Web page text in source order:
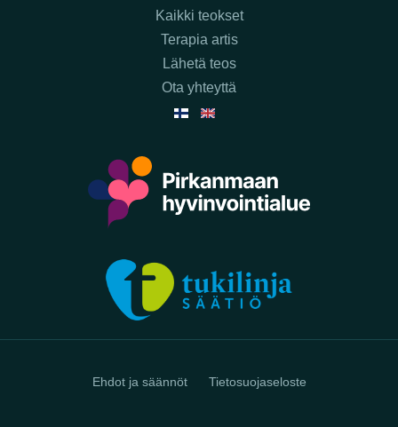
Kaikki teokset
Terapia artis
Lähetä teos
Ota yhteyttä
Ehdot ja säännöt Tietosuojaseloste